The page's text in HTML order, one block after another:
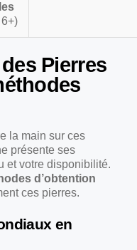
Pierres
la main sur ces
présente ses
et votre disponibilité.
d’obtention
ces pierres.
en